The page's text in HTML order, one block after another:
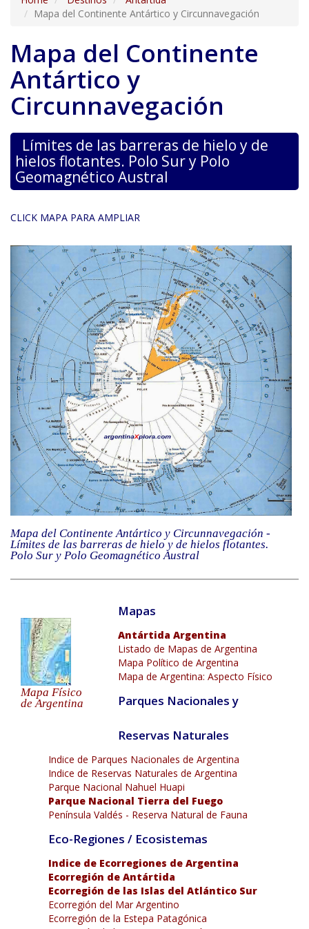
Mapa del Continente Antártico y Circunnavegación
Mapa del Continente
Antártico y
Circunnavegación
Límites de las barreras de hielo y de
hielos flotantes. Polo Sur y Polo
Geomagnético Austral
CLICK MAPA PARA AMPLIAR
Mapa del Continente Antártico y Circunnavegación -
Límites de las barreras de hielo y de hielos flotantes.
Polo Sur y Polo Geomagnético Austral
Mapa Físico
de Argentina
Mapas
Antártida Argentina
Listado de Mapas de Argentina
Mapa Político de Argentina
Mapa de Argentina: Aspecto Físico
Parques Nacionales y
Reservas Naturales
Indice de Parques Nacionales de Argentina
Indice de Reservas Naturales de Argentina
Parque Nacional Nahuel Huapi
Parque Nacional Tierra del Fuego
Península Valdés - Reserva Natural de Fauna
Eco-Regiones / Ecosistemas
Indice de Ecorregiones de Argentina
Ecorregión de Antártida
Ecorregión de las Islas del Atlántico Sur
Ecorregión del Mar Argentino
Ecorregión de la Estepa Patagónica